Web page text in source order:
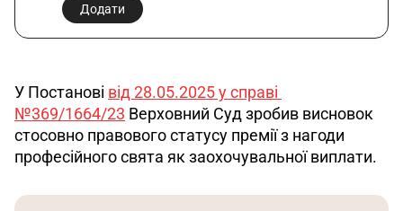
Додати
У Постанові від 28.05.2025 у справі
№369/1664/23 Верховний Суд зробив висновок
стосовно правового статусу премії з нагоди
професійного свята як заохочувальної виплати.